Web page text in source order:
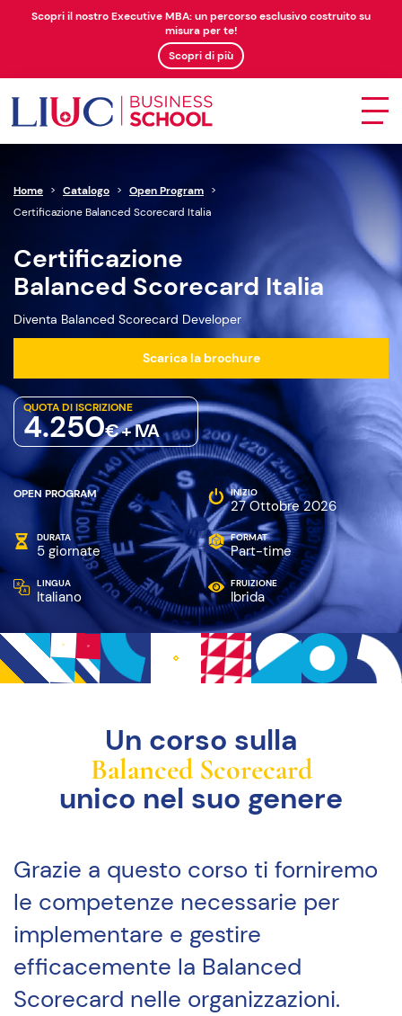
Scopri il nostro Executive MBA: un percorso esclusivo costruito su
misura per te!
Scopri di più
Home > Catalogo > Open Program >
Certificazione Balanced Scorecard Italia
Certificazione
Balanced Scorecard Italia
Diventa Balanced Scorecard Developer
Scarica la brochure
QUOTA DI ISCRIZIONE
4.250€ + IVA
OPEN PROGRAM INIZIO
27 Ottobre 2026
DURATA
5 giornate
FORMAT
Part-time
LINGUA
Italiano
FRUIZIONE
Ibrida
Un corso sulla
Balanced Scorecard
unico nel suo genere
Grazie a questo corso ti forniremo
le competenze necessarie per
implementare e gestire
efficacemente la Balanced
Scorecard nelle organizzazioni.